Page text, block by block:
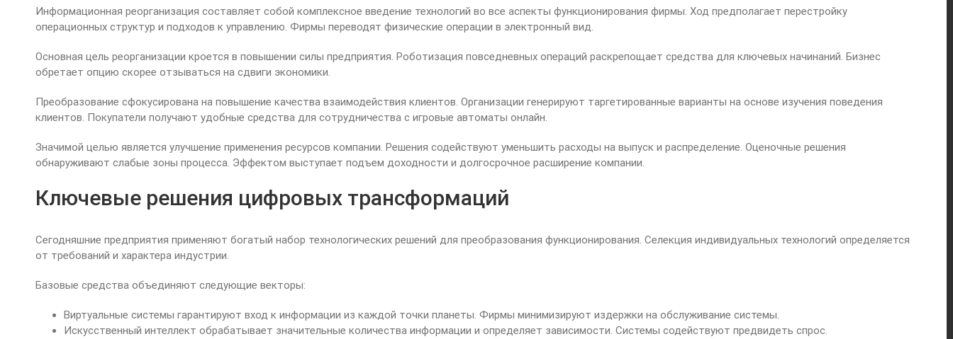
Информационная реорганизация составляет собой комплексное введение технологий во все аспекты функционирования фирмы. Ход предполагает перестройку
операционных структур и подходов к управлению. Фирмы переводят физические операции в электронный вид.
Основная цель реорганизации кроется в повышении силы предприятия. Роботизация повседневных операций раскрепощает средства для ключевых начинаний. Бизнес
обретает опцию скорее отзываться на сдвиги экономики.
Преобразование сфокусирована на повышение качества взаимодействия клиентов. Организации генерируют таргетированные варианты на основе изучения поведения
клиентов. Покупатели получают удобные средства для сотрудничества с игровые автоматы онлайн.
Значимой целью является улучшение применения ресурсов компании. Решения содействуют уменьшить расходы на выпуск и распределение. Оценочные решения
обнаруживают слабые зоны процесса. Эффектом выступает подъем доходности и долгосрочное расширение компании.
Ключевые решения цифровых трансформаций
Сегодняшние предприятия применяют богатый набор технологических решений для преобразования функционирования. Селекция индивидуальных технологий определяется
от требований и характера индустрии.
Базовые средства объединяют следующие векторы:
Виртуальные системы гарантируют вход к информации из каждой точки планеты. Фирмы минимизируют издержки на обслуживание системы.
Искусственный интеллект обрабатывает значительные количества информации и определяет зависимости. Системы содействуют предвидеть спрос.